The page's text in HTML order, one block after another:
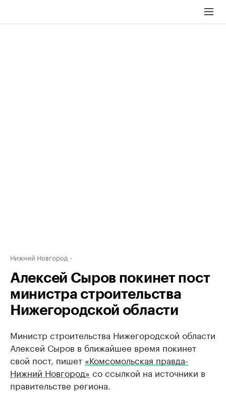
Нижний Новгород
Алексей Сыров покинет пост
министра строительства
Нижегородской области
Министр строительства Нижегородской области
Алексей Сыров в ближайшее время покинет
свой пост, пишет ​ «Комсомольская правда-
Нижний Новгород» со ссылкой на источники в
правительстве региона.